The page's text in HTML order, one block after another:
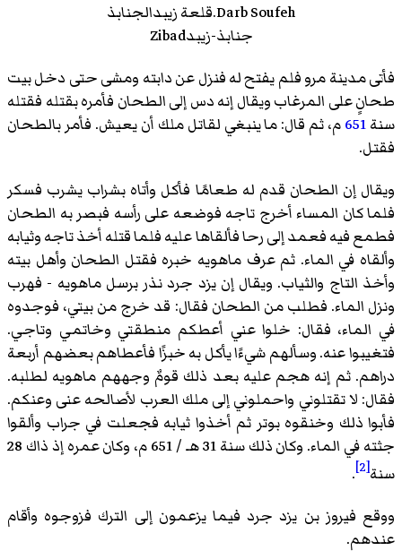
Darb Soufeh.قلعة زیبدالجنابذ
جنابذ-زیبدZibad
فأتى مدينة مرو فلم يفتح له فنزل عن دابته ومشى حتى دخل بيت
طحانٍ على المرغاب ويقال إنه دس إلى الطحان فأمره بقتله فقتله
سنة651م، ثم قال: ما ينبغي لقاتل ملك أن يعيش. فأمر بالطحان
فقتل.
ويقال إن الطحان قدم له طعامًا فأكل وأتاه بشراب يشرب فسكر
فلما كان المساء أخرج تاجه فوضعه على رأسه فبصر به الطحان
فطمع فيه فعمد إلى رحا فألقاها عليه فلما قتله أخذ تاجه وثيابه
وألقاه في الماء. ثم عرف ماهويه خبره فقتل الطحان وأهل بيته
وأخذ التاج والثياب. ويقال إن يزد جرد نذر برسل ماهويه - فهرب
ونزل الماء. فطلب من الطحان فقال: قد خرج من بيتي، فوجدوه
في الماء، فقال: خلوا عني أعطكم منطقتي وخاتمي وتاجي.
فتغيبوا عنه. وسألهم شيءًا يأكل به خبزًا فأعطاهم بعضهم أربعة
دراهم. ثم إنه هجم عليه بعد ذلك قومٌ وجههم ماهويه لطلبه.
فقال: لا تقتلوني واحملوني إلى ملك العرب لأصالحه عنى وعنكم.
فأبوا ذلك وخنقوه بوتر ثم أخذوا ثيابه فجعلت في جراب وألقوا
جثته في الماء. وكان ذلك سنة 31 هـ / 651 م، وكان عمره إذ ذاك 28
سنة[2]
.
ووقع فيروز بن يزد جرد فيما يزعمون إلى الترك فزوجوه وأقام
عندهم.